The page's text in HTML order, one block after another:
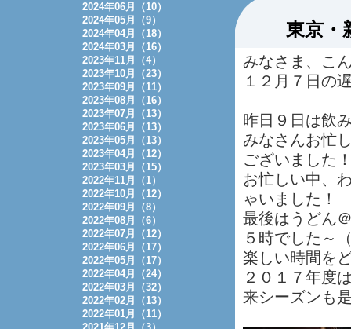
東京・
みなさま、こ
１２月７日の
昨日９日は飲
みなさんお忙
ございました
お忙しい中、
ゃいました！
最後はうどん
５時でした～
楽しい時間を
２０１７年度
来シーズンも
2024年06月（10）
2024年05月（9）
2024年04月（18）
2024年03月（16）
2023年11月（4）
2023年10月（23）
2023年09月（11）
2023年08月（16）
2023年07月（13）
2023年06月（13）
2023年05月（13）
2023年04月（12）
2023年03月（15）
2022年11月（1）
2022年10月（12）
2022年09月（8）
2022年08月（6）
2022年07月（12）
2022年06月（17）
2022年05月（17）
2022年04月（24）
2022年03月（32）
2022年02月（13）
2022年01月（11）